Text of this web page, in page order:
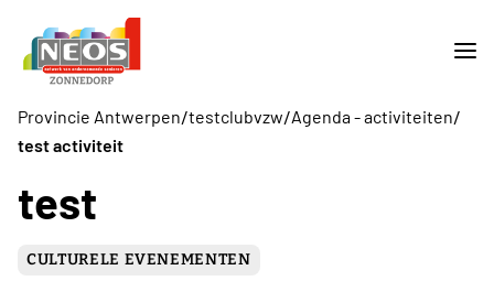
Provincie Antwerpen/testclubvzw/Agenda - activiteiten/
test activiteit
test
CULTURELE EVENEMENTEN